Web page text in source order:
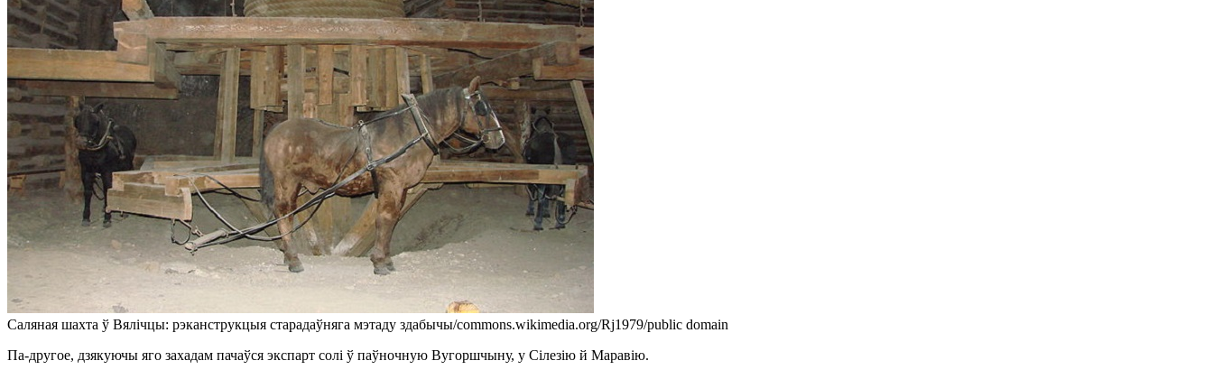
Саляная шахта ў Вялічцы: рэканструкцыя старадаўняга мэтаду здабычы/commons.wikimedia.org/Rj1979/public domain
Па-другое, дзякуючы яго захадам пачаўся экспарт солі ў паўночную Вугоршчыну, у Сілезію й Маравію.